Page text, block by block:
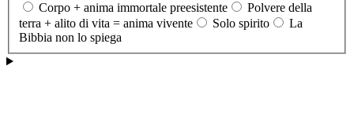
Corpo + anima immortale preesistente
Polvere della
terra + alito di vita = anima vivente
Solo spirito
La
Bibbia non lo spiega